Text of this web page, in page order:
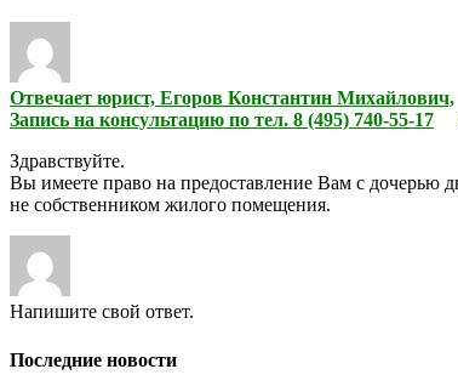
Отвечает юрист, Егоров Константин Михайлович,
Запись на консультацию по тел. 8 (495) 740-55-17
Здравствуйте.
Вы имеете право на предоставление Вам с дочерью
не собственником жилого помещения.
Напишите свой ответ.
Последние новости